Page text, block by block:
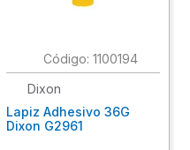
: 1100194
Dixon
Lapiz Adhesivo 36G
Dixon G2961